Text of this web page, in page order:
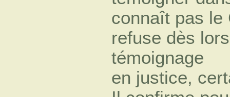
connaît pas le
refuse dès
témoignage
en justice,